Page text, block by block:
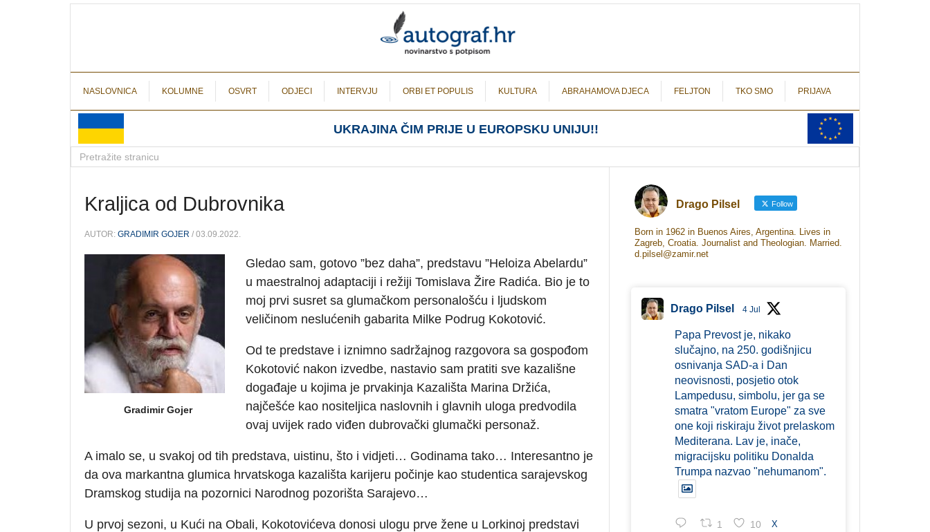
NASLOVNICA KOLUMNE OSVRT ODJECI INTERVJU ORBI ET POPULIS KULTURA ABRAHAMOVA DJECA FELJTON TKO SMO PRIJAVA
UKRAJINA ČIM PRIJE U EUROPSKU UNIJU!!
Kraljica od Dubrovnika
AUTOR: GRADIMIR GOJER / 03.09.2022.
Gradimir Gojer
Gledao sam, gotovo ”bez daha”, predstavu ”Heloiza Abelardu”
u maestralnoj adaptaciji i režiji Tomislava Žire Radića. Bio je to
moj prvi susret sa glumačkom personalošću i ljudskom
veličinom neslućenih gabarita Milke Podrug Kokotović.
Od te predstave i iznimno sadržajnog razgovora sa gospođom
Kokotović nakon izvedbe, nastavio sam pratiti sve kazališne
događaje u kojima je prvakinja Kazališta Marina Držića,
najčešće kao nositeljica naslovnih i glavnih uloga predvodila
ovaj uvijek rado viđen dubrovački glumački personaž.
A imalo se, u svakoj od tih predstava, uistinu, što i vidjeti… Godinama tako… Interesantno je
da ova markantna glumica hrvatskoga kazališta karijeru počinje kao studentica sarajevskog
Dramskog studija na pozornici Narodnog pozorišta Sarajevo…
U prvoj sezoni, u Kući na Obali, Kokotovićeva donosi ulogu prve žene u Lorkinoj predstavi
Drago Pilsel Follow
Born in 1962 in Buenos Aires, Argentina. Lives in
Zagreb, Croatia. Journalist and Theologian. Married.
d.pilsel@zamir.net
Drago Pilsel 4 Jul
Papa Prevost je, nikako
slučajno, na 250. godišnjicu
osnivanja SAD-a i Dan
neovisnosti, posjetio otok
Lampedusu, simbolu, jer ga se
smatra "vratom Europe" za sve
one koji riskiraju život prelaskom
Mediterana. Lav je, inače,
migracijsku politiku Donalda
Trumpa nazvao "nehumanom".
1 10 X